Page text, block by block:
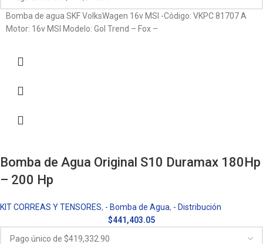
Bomba de agua SKF VolksWagen 16v MSI -Código: VKPC 81707 A
Motor: 16v MSI Modelo: Gol Trend – Fox –
Bomba de Agua Original S10 Duramax 180Hp
– 200 Hp
KIT CORREAS Y TENSORES, - Bomba de Agua, - Distribución
$441,403.05